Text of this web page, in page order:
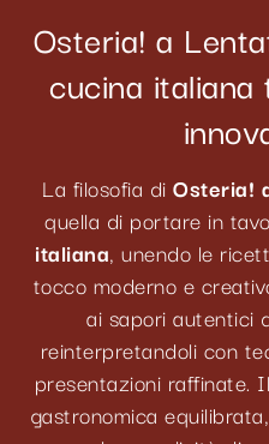
Osteria! a
cucina
La filosofia diOsteria!
quella di portare in
italiana, unendo le
tocco moderno e
ai sapori autentici
reinterpretandoli con
presentazioni raffinate.
gastronomica